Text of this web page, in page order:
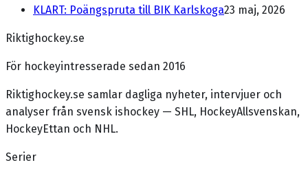
KLART: Poängspruta till BIK Karlskoga23 maj, 2026
Riktighockey.se
För hockeyintresserade sedan 2016
Riktighockey.se samlar dagliga nyheter, intervjuer och
analyser från svensk ishockey — SHL, HockeyAllsvenskan,
HockeyEttan och NHL.
Serier